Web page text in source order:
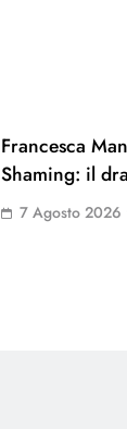
Francesca
Shaming: il
7 Agosto 2026